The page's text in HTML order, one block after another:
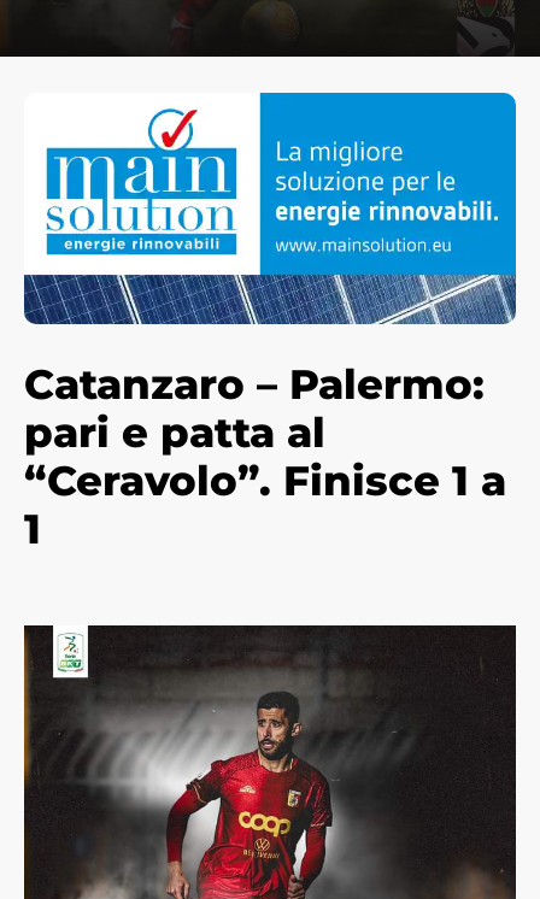
Catanzaro – Palermo:
pari e patta al
“Ceravolo”. Finisce 1 a
1